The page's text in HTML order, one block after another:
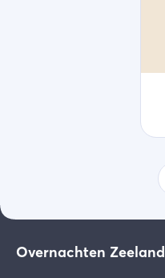
Overnachten Zeeland